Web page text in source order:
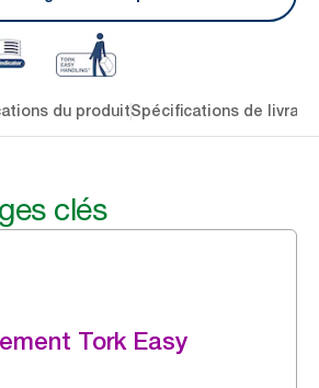
du produitSpécifications de
clés
Tork Easy